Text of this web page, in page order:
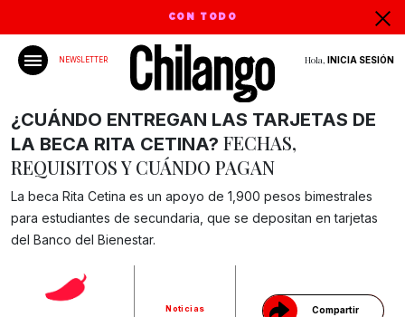
CON TODO
NEWSLETTER Hola, INICIA SESIÓN
Noticias Compartir
Gracias!
¿CUÁNDO ENTREGAN LAS TARJETAS DE
LA BECA RITA CETINA? FECHAS,
REQUISITOS Y CUÁNDO PAGAN
La beca Rita Cetina es un apoyo de 1,900 pesos bimestrales
para estudiantes de secundaria, que se depositan en tarjetas
del Banco del Bienestar.